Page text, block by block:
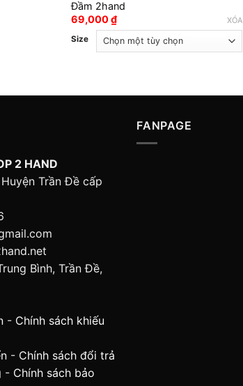
Đầm 2hand
69,000₫
Size
XÓA
2 HAND
Trần Đề cấp
Bình, Trần Đề,
- Chính sách khiếu
- Chính sách đổi trả
- Chính sách bảo
FANPAGE